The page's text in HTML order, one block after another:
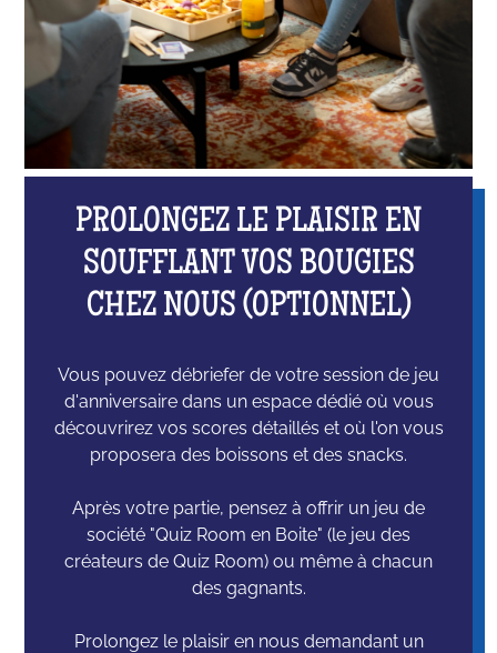
PROLONGEZ LE PLAISIR EN
SOUFFLANT VOS BOUGIES
CHEZ NOUS (OPTIONNEL)
Vous pouvez débriefer de votre session de jeu
d'anniversaire dans un espace dédié où vous
découvrirez vos scores détaillés et où l'on vous
proposera des boissons et des snacks.
Après votre partie, pensez à offrir un jeu de
société "Quiz Room en Boite" (le jeu des
créateurs de Quiz Room) ou même à chacun
des gagnants.
Prolongez le plaisir en nous demandant un